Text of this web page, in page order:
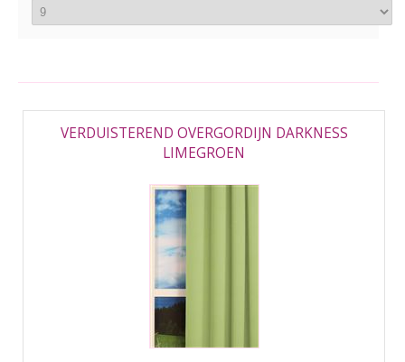
VERDUISTEREND OVERGORDIJN DARKNESS
LIMEGROEN